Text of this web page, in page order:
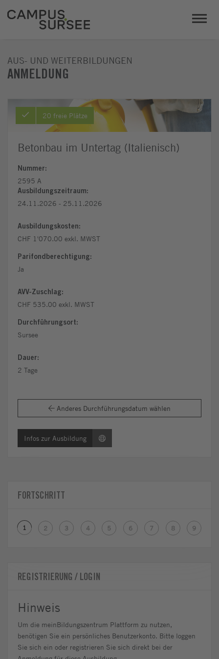
AUS- UND WEITERBILDUNGEN
ANMELDUNG
20 freie Plätze
Betonbau im Untertag (Italienisch)
Nummer:
2595 A
Ausbildungszeitraum:
24.11.2026 - 25.11.2026
Ausbildungskosten:
CHF 1'070.00 exkl. MWST
Parifondberechtigung:
Ja
AVV-Zuschlag:
CHF 535.00 exkl. MWST
Durchführungsort:
Sursee
Dauer:
2 Tage
Anderes Durchführungsdatum wählen
Infos zur Ausbildung
REGISTRIERUNG / LOGIN
Hinweis
Um die meinBildungszentrum Plattform zu nutzen,
benötigen Sie ein persönliches Benutzerkonto. Bitte loggen
Sie sich ein oder registrieren Sie sich direkt bei der
FORTSCHRITT
1 2 3 4 5 6 7 8 9